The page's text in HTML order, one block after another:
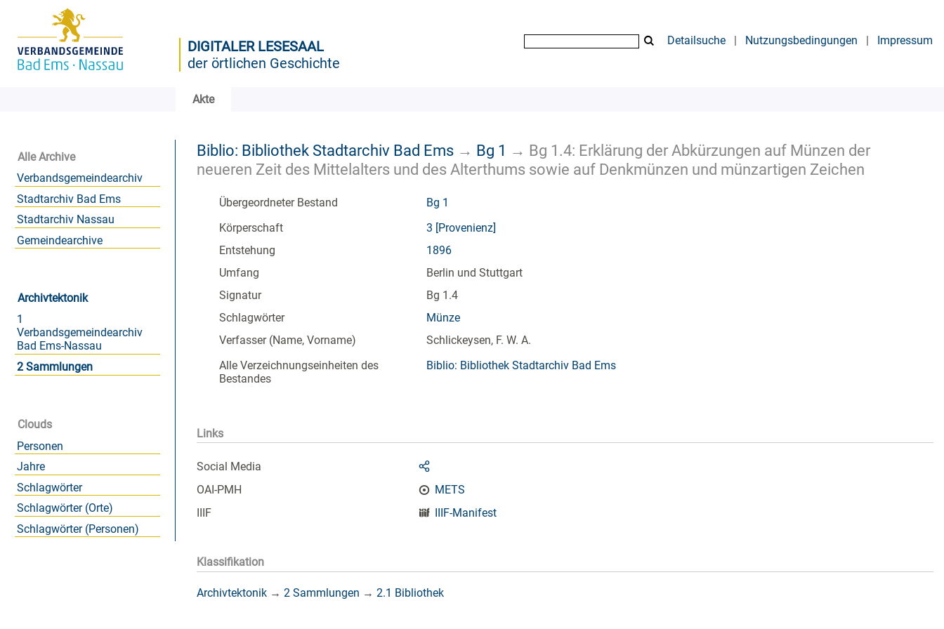
DIGITALER LESESAAL
der örtlichen Geschichte
Detailsuche | Nutzungsbedingungen | Impressum
Akte
Alle Archive
Verbandsgemeindearchiv
Stadtarchiv Bad Ems
Stadtarchiv Nassau
Gemeindearchive
Archivtektonik
1
Verbandsgemeindearchiv
Bad Ems-Nassau
2 Sammlungen
Clouds
Personen
Jahre
Schlagwörter
Schlagwörter (Orte)
Schlagwörter (Personen)
Biblio: Bibliothek Stadtarchiv Bad Ems → Bg 1 → Bg 1.4: Erklärung der Abkürzungen auf Münzen der
neueren Zeit des Mittelalters und des Alterthums sowie auf Denkmünzen und münzartigen Zeichen
Übergeordneter Bestand
Bg 1
Körperschaft
3 [Provenienz]
Entstehung
1896
Umfang
Berlin und Stuttgart
Signatur
Bg 1.4
Schlagwörter
Münze
Verfasser (Name, Vorname)
Schlickeysen, F. W. A.
Alle Verzeichnungseinheiten des
Bestandes
Biblio: Bibliothek Stadtarchiv Bad Ems
Links
Social Media
OAI-PMH
METS
IIIF
IIIF-Manifest
Klassifikation
Archivtektonik → 2 Sammlungen → 2.1 Bibliothek